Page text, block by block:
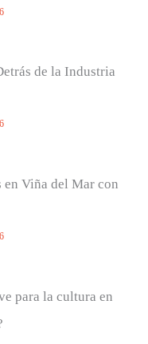
de la Industria
en Viña del Mar con
para la cultura en